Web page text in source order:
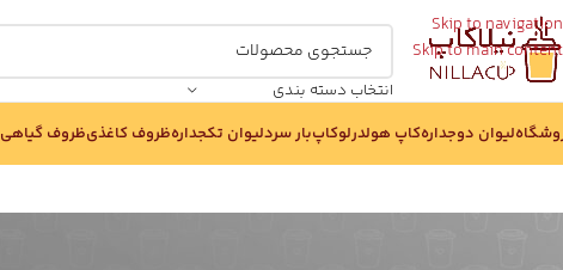
Skip to navigation
Skip to main content
انتخاب دسته بندی
لیوان دوجدارهکاپ هولدرلوکاپبار سردلیوان تکجدارهظروف کاغذیظروف گیاهی